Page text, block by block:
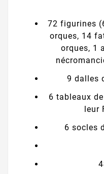
72 figurines
orques, 14
orques, 1
9 dalles
6 tableaux
leur
6 socles